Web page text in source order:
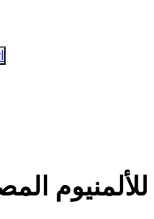
للألمنيوم